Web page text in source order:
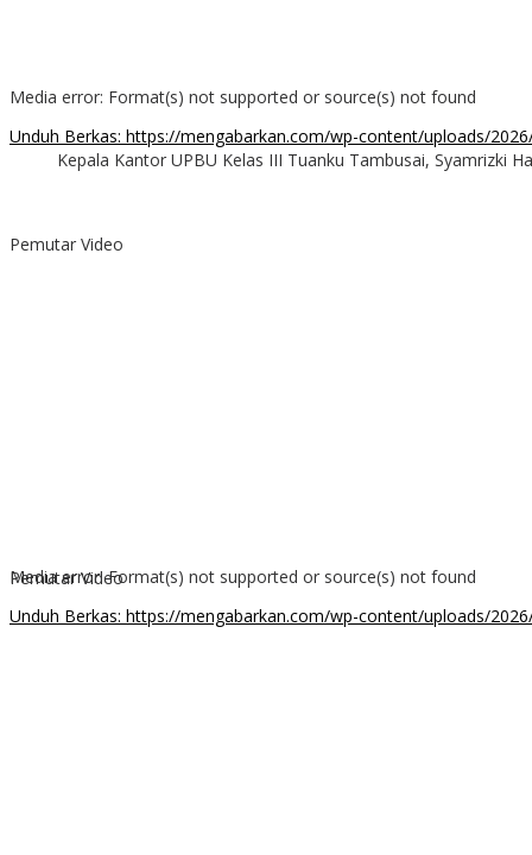
Media error: Format(s) not supported or source(s) not found
Unduh Berkas: https://mengabarkan.com/wp-content/uploads/
Kepala Kantor UPBU Kelas III Tuanku Tambusai, Syamrizki
Pemutar Video
Media error: Format(s) not supported or source(s) not found
Unduh Berkas: https://mengabarkan.com/wp-content/uploads/
Pemutar Video